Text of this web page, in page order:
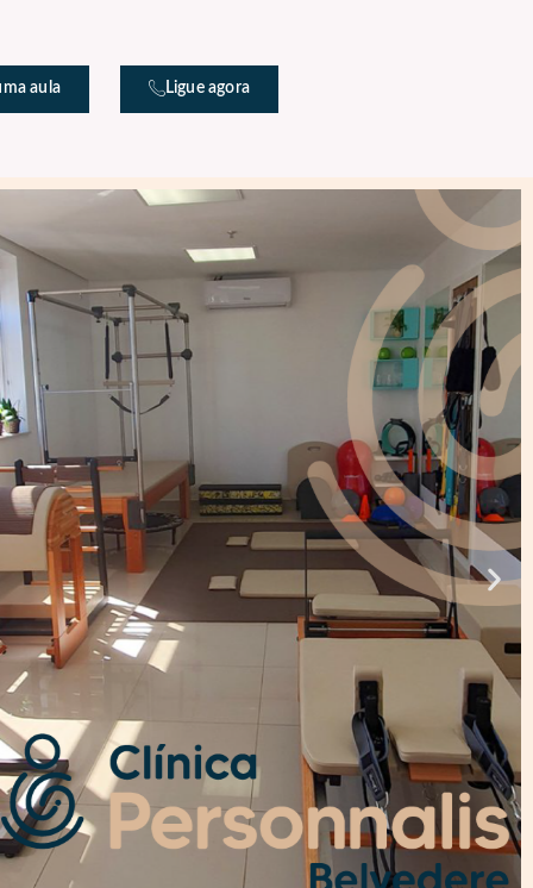
aula Ligue agora